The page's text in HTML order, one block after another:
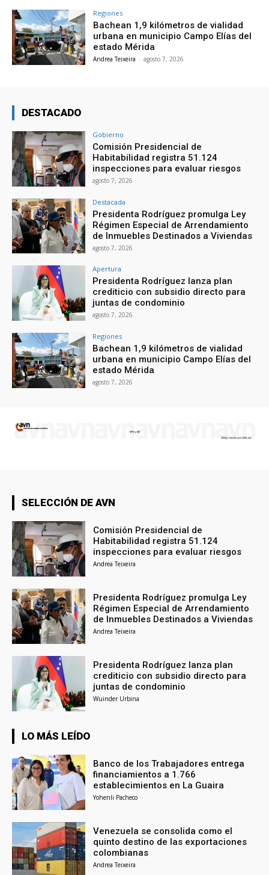
Regiones
Bachean 1,9 kilómetros de vialidad
urbana en municipio Campo Elías del
estado Mérida
Andrea Teixeira - agosto 7, 2026
DESTACADO
Gobierno
Comisión Presidencial de
Habitabilidad registra 51.124
inspecciones para evaluar riesgos
agosto 7, 2026
Destacada
Presidenta Rodríguez promulga Ley
Régimen Especial de Arrendamiento
de Inmuebles Destinados a Viviendas
agosto 7, 2026
Apertura
Presidenta Rodríguez lanza plan
crediticio con subsidio directo para
juntas de condominio
agosto 7, 2026
Regiones
Bachean 1,9 kilómetros de vialidad
urbana en municipio Campo Elías del
estado Mérida
agosto 7, 2026
SELECCIÓN DE AVN
Comisión Presidencial de
Habitabilidad registra 51.124
inspecciones para evaluar riesgos
Andrea Teixeira
Presidenta Rodríguez promulga Ley
Régimen Especial de Arrendamiento
de Inmuebles Destinados a Viviendas
Andrea Teixeira
Presidenta Rodríguez lanza plan
crediticio con subsidio directo para
juntas de condominio
Wuinder Urbina
LO MÁS LEÍDO
Banco de los Trabajadores entrega
financiamientos a 1.766
establecimientos en La Guaira
Yohenli Pacheco
Venezuela se consolida como el
quinto destino de las exportaciones
colombianas
Andrea Teixeira